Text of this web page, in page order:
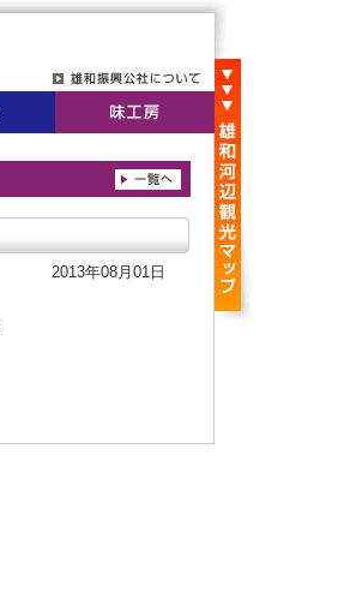
2013年08月01日